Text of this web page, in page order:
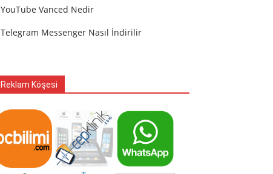
YouTube Vanced Nedir
Telegram Messenger Nasıl İndirilir
Reklam Köşesi